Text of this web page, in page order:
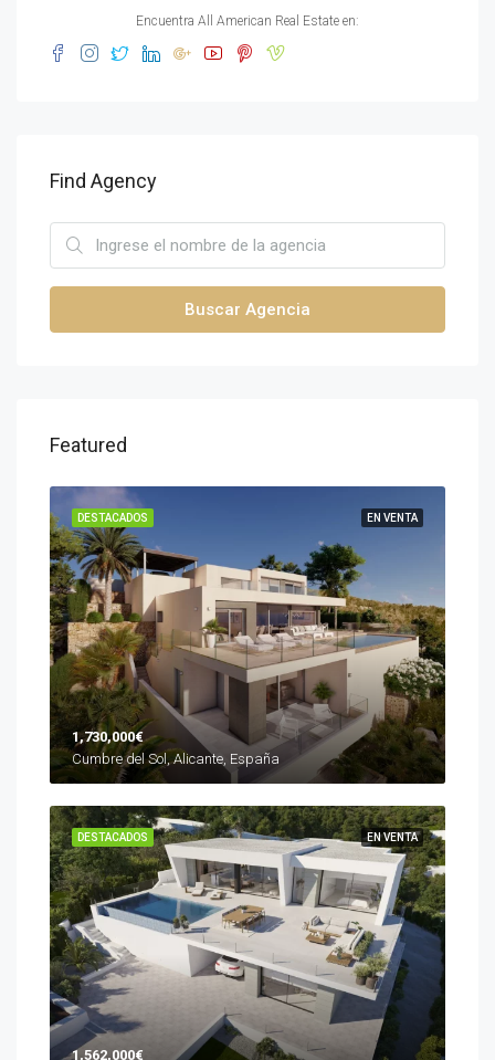
Encuentra All American Real Estate en:
Find Agency
Buscar Agencia
Featured
EN VENTA
DESTACADOS
1,730,000€
Cumbre del Sol, Alicante, España
EN VENTA
DESTACADOS
1,562,000€